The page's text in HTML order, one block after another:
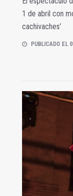
1 de abril con
cachivaches’
PUBLICADO EL